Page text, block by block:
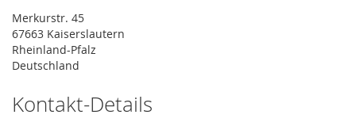
Merkurstr. 45
67663 Kaiserslautern
Rheinland-Pfalz
Deutschland
Kontakt-Details